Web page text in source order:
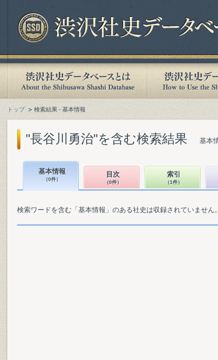
トップ 検索結果 - 基本情報
"長谷川勇治"を含む検索結果 基本
基本情報
（0件）
目次
（0件）
索引
（1件）
検索ワードを含む「基本情報」のある社史は収録されていません